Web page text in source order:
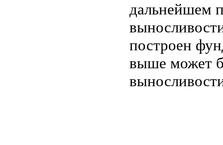
дальнейшем
построен
выше может